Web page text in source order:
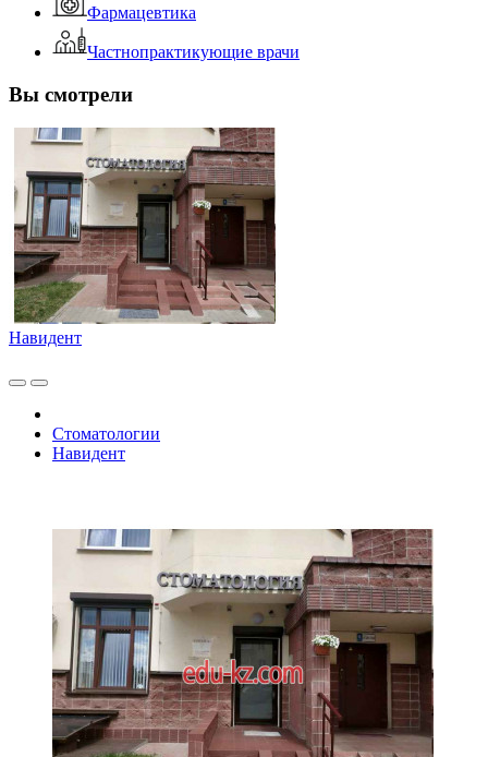
Фармацевтика
Частнопрактикующие врачи
Вы смотрели
Навидент
Стоматологии
Навидент